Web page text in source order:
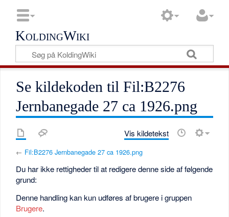
KoldingWiki
Se kildekoden til Fil:B2276
Jernbanegade 27 ca 1926.png
Vis kildetekst
← Fil:B2276 Jernbanegade 27 ca 1926.png
Du har ikke rettigheder til at redigere denne side af følgende
grund:
Denne handling kan kun udføres af brugere i gruppen
Brugere.